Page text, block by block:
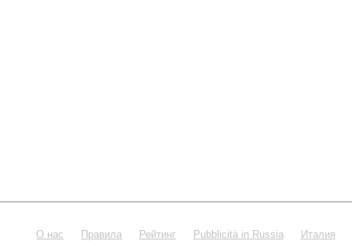
О нас Правила Рейтинг Pubblicità in Russia Италия